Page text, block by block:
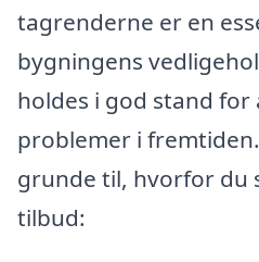
tagrenderne er en
bygningens
holdes i god stand
problemer i
grunde til, hvorfor du
tilbud: